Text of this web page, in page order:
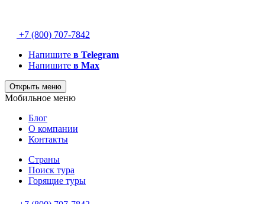
+7 (800) 707-7842
Напишите в Telegram
Напишите в Max
Открыть меню
Мобильное меню
Блог
О компании
Контакты
Страны
Поиск тура
Горящие туры